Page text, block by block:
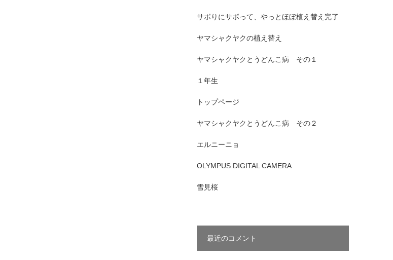
サボりにサボって、やっとほぼ植え替え完了
ヤマシャクヤクの植え替え
ヤマシャクヤクとうどんこ病 その１
１年生
トップページ
ヤマシャクヤクとうどんこ病 その２
エルニーニョ
OLYMPUS DIGITAL CAMERA
雪見桜
最近のコメント